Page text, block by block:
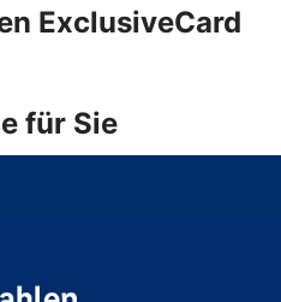
ExclusiveCard
für Sie